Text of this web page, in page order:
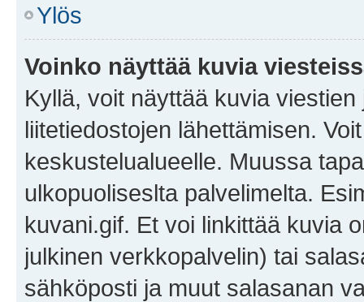
Ylös
Voinko näyttää kuvia
Kyllä, voit näyttää kuvia
liitetiedostojen lähettämisen.
keskustelualueelle. Muussa
ulkopuoliseslta palvelimelta.
kuvani.gif. Et voi linkittää kuvia
julkinen verkkopalvelin) tai
sähköposti ja muut salasanan